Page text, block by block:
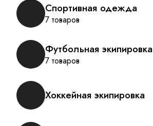
Спортивная одежда
7 товаров
Футбольная экипировка
7 товаров
Хоккейная экипировка